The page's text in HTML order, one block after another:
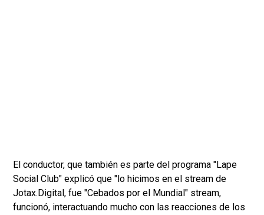
El conductor, que también es parte del programa "Lape
Social Club" explicó que "lo hicimos en el stream de
Jotax.Digital, fue "Cebados por el Mundial" stream,
funcionó, interactuando mucho con las reacciones de los